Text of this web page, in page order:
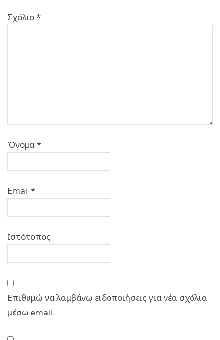
Σχόλιο*
Όνομα*
Email *
Ιστότοπος
Επιθυμώ να λαμβάνω ειδοποιήσεις για νέα σχόλια
μέσω email.